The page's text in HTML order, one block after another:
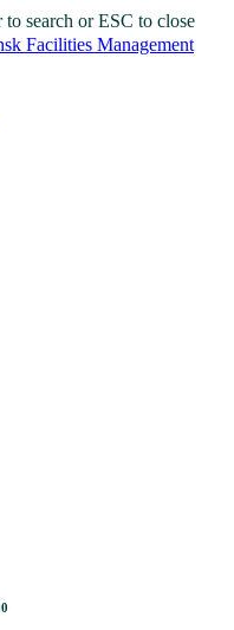
to search or ESC to close